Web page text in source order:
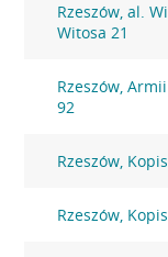
Rzeszów, al.
Witosa 21
Rzeszów,
92
Rzeszów,
Rzeszów,